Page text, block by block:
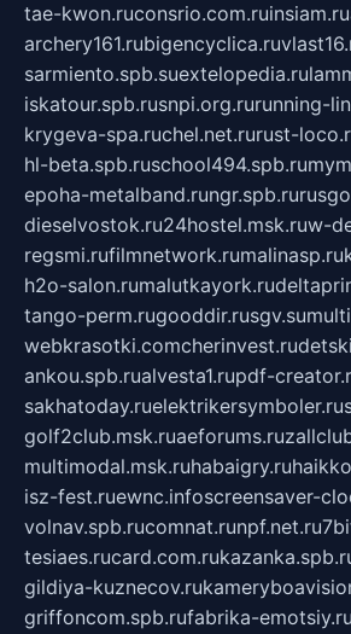
tae-kwon.ruconsrio.com.ruinsiam.ru
archery161.rubigencyclica.ru
sarmiento.spb.suextelopedia.ru
iskatour.spb.rusnpi.org.rurunning-
krygeva-spa.ruchel.net.rurust-
hl-beta.spb.ruschool494.spb.ru
epoha-metalband.rungr.spb.ru
dieselvostok.ru24hostel.msk.ruw-
regsmi.rufilmnetwork.rumalinasp.ru
h2o-salon.rumalutkayork.ru
tango-perm.rugooddir.rusgv.su
webkrasotki.comcherinvest.ru
ankou.spb.rualvesta1.rupdf-
sakhatoday.ruelektrikersymboler.ru
golf2club.msk.ruaeforums.ru
multimodal.msk.ruhabaigry.ru
isz-fest.ruewnc.infoscreensaver-
volnav.spb.rucomnat.runpf.net.ru
tesiaes.rucard.com.ru
gildiya-kuznecov.ru
griffoncom.spb.rufabrika-emotsiy.ru